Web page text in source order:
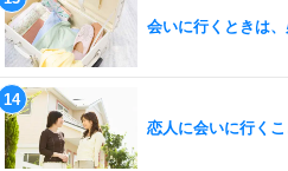
会いに行くときは、
恋人に会いに行くこ